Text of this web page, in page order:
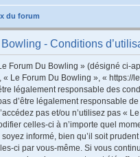
du forum
- Conditions
Forum Du Bowling » (désigné ci-
« Le Forum Du Bowling », « https://
légalement responsable des
d’être légalement responsable
pas et/ou n’utilisez pas «
celles-ci à n’importe quel
informé, bien qu’il soit
ci par vous-même. Si vous